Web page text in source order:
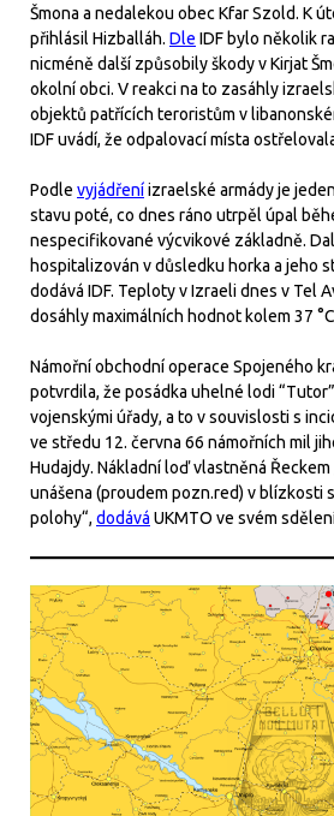
Šmona a nedalekou obec Kfar Szold. K
přihlásil Hizballáh. Dle IDF bylo několik
nicméně další způsobily škody v Kirjat
okolní obci. V reakci na to zasáhly
objektů patřících teroristům v
IDF uvádí, že odpalovací místa
Podle vyjádřeníizraelské armády je
stavu poté, co dnes ráno utrpěl úpal
nespecifikované výcvikové základně.
hospitalizován v důsledku horka a jeho
dodává IDF. Teploty v Izraeli dnes v Tel
dosáhly maximálních hodnot kolem 37
Námořní obchodní operace Spojeného
potvrdila, že posádka uhelné lodi
vojenskými úřady, a to v souvislosti s
ve středu 12. června 66 námořních mil
Hudajdy. Nákladní loď vlastněná
unášena (proudem pozn.red) v blízkosti
polohy“, dodává UKMTO ve svém